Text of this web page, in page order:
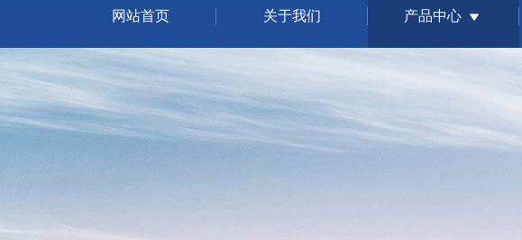
网站首页 关于我们 产品中心